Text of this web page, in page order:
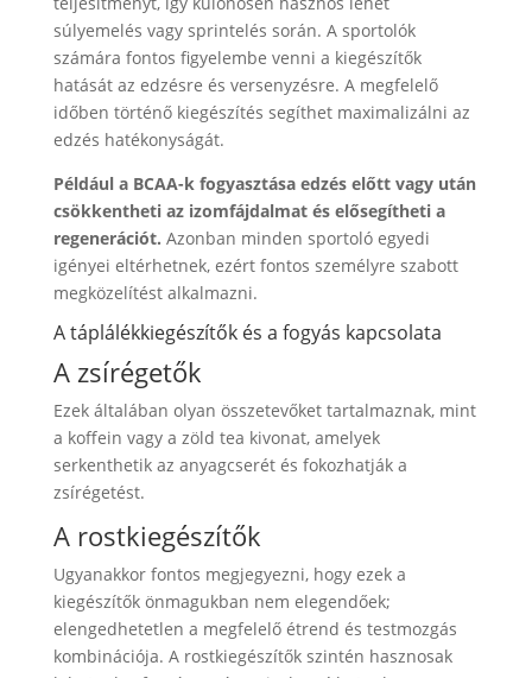
súlyemelés vagy sprintelés során. A sportolók
számára fontos figyelembe venni a kiegészítők
hatását az edzésre és versenyzésre. A megfelelő
időben történő kiegészítés segíthet maximalizálni az
edzés hatékonyságát.
Például a BCAA-k fogyasztása edzés előtt vagy után
csökkentheti az izomfájdalmat és elősegítheti a
regenerációt. Azonban minden sportoló egyedi
igényei eltérhetnek, ezért fontos személyre szabott
megközelítést alkalmazni.
A táplálékkiegészítők és a fogyás kapcsolata
A zsírégetők
Ezek általában olyan összetevőket tartalmaznak, mint
a koffein vagy a zöld tea kivonat, amelyek
serkenthetik az anyagcserét és fokozhatják a
zsírégetést.
A rostkiegészítők
Ugyanakkor fontos megjegyezni, hogy ezek a
kiegészítők önmagukban nem elegendőek;
elengedhetetlen a megfelelő étrend és testmozgás
kombinációja. A rostkiegészítők szintén hasznosak